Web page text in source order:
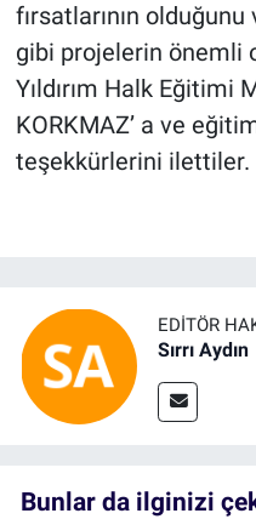
fırsatlarının
gibi projelerin önemli
Yıldırım Halk
KORKMAZ’ a ve
teşekkürlerini ilettiler.
EDITÖR
Sırrı Aydın
Bunlar da ilginizi